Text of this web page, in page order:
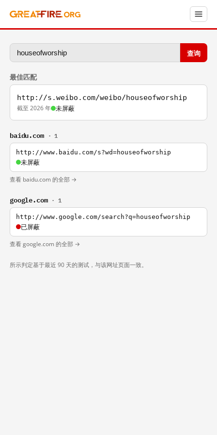
查询
最佳匹配
http://s.weibo.com/weibo/houseofworship
截至 2026 年 未屏蔽
baidu.com · 1
http://www.baidu.com/s?wd=houseofworship
未屏蔽
查看 baidu.com 的全部 →
google.com · 1
http://www.google.com/search?q=houseofworship
已屏蔽
查看 google.com 的全部 →
所示判定基于最近 90 天的测试，与该网址页面一致。